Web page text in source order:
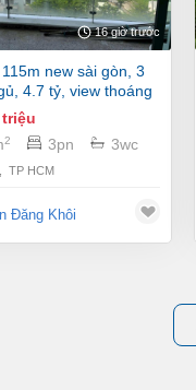
16 giờ trước
4.7 tỷ, view thoáng
2 3pn 3wc
TP HCM
Đăng Khôi